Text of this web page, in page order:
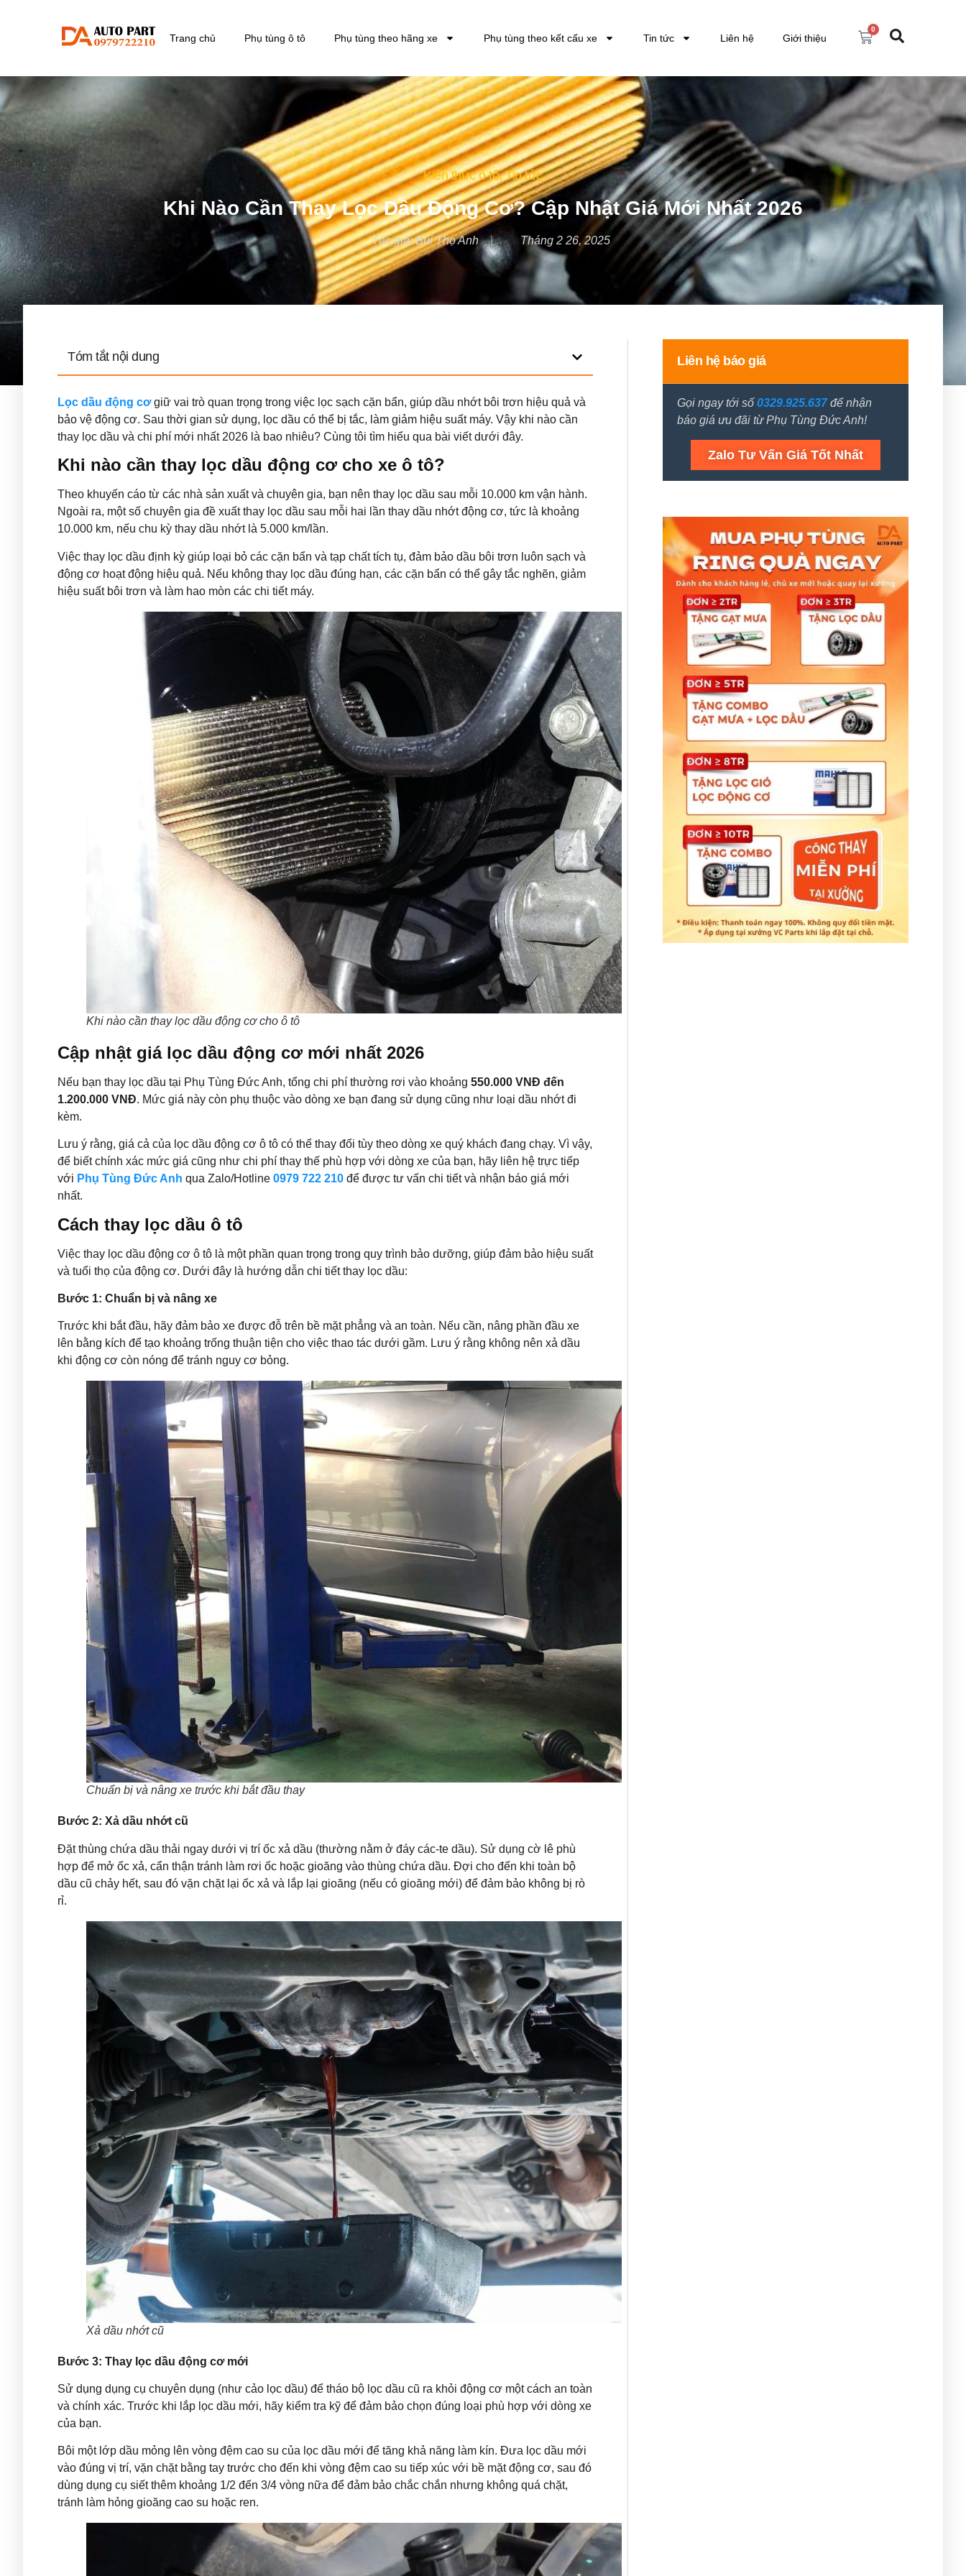
Trang chủ Phụ tùng ô tô Phụ tùng theo hãng xe Phụ tùng theo kết cấu xe Tin tức Liên hệ Giới thiệu
0
Kiến thức ô tô,Tin tức
Khi Nào Cần Thay Lọc Dầu Động Cơ? Cập Nhật Giá Mới Nhất 2026
Tác giả:Bùi Thọ Anh Tháng 2 26, 2025
Tóm tắt nội dung
Lọc dầu động cơgiữ vai trò quan trọng trong việc lọc sạch cặn bẩn, giúp dầu nhớt bôi trơn hiệu quả và
bảo vệ động cơ. Sau thời gian sử dụng, lọc dầu có thể bị tắc, làm giảm hiệu suất máy. Vậy khi nào cần
thay lọc dầu và chi phí mới nhất 2026 là bao nhiêu? Cùng tôi tìm hiểu qua bài viết dưới đây.
Khi nào cần thay lọc dầu động cơ cho xe ô tô?
Theo khuyến cáo từ các nhà sản xuất và chuyên gia, bạn nên thay lọc dầu sau mỗi 10.000 km vận hành.
Ngoài ra, một số chuyên gia đề xuất thay lọc dầu sau mỗi hai lần thay dầu nhớt động cơ, tức là khoảng
10.000 km, nếu chu kỳ thay dầu nhớt là 5.000 km/lần.
Việc thay lọc dầu định kỳ giúp loại bỏ các cặn bẩn và tạp chất tích tụ, đảm bảo dầu bôi trơn luôn sạch và
động cơ hoạt động hiệu quả. Nếu không thay lọc dầu đúng hạn, các cặn bẩn có thể gây tắc nghẽn, giảm
hiệu suất bôi trơn và làm hao mòn các chi tiết máy.
Khi nào cần thay lọc dầu động cơ cho ô tô
Cập nhật giá lọc dầu động cơ mới nhất 2026
Nếu bạn thay lọc dầu tại Phụ Tùng Đức Anh, tổng chi phí thường rơi vào khoảng 550.000 VNĐ đến
1.200.000 VNĐ. Mức giá này còn phụ thuộc vào dòng xe bạn đang sử dụng cũng như loại dầu nhớt đi
kèm.
Lưu ý rằng, giá cả của lọc dầu động cơ ô tô có thể thay đổi tùy theo dòng xe quý khách đang chạy. Vì vậy,
để biết chính xác mức giá cũng như chi phí thay thế phù hợp với dòng xe của bạn, hãy liên hệ trực tiếp
với Phụ Tùng Đức Anh qua Zalo/Hotline 0979 722 210 để được tư vấn chi tiết và nhận báo giá mới
nhất.
Cách thay lọc dầu ô tô
Việc thay lọc dầu động cơ ô tô là một phần quan trọng trong quy trình bảo dưỡng, giúp đảm bảo hiệu suất
và tuổi thọ của động cơ. Dưới đây là hướng dẫn chi tiết thay lọc dầu:
Bước 1: Chuẩn bị và nâng xe
Trước khi bắt đầu, hãy đảm bảo xe được đỗ trên bề mặt phẳng và an toàn. Nếu cần, nâng phần đầu xe
lên bằng kích để tạo khoảng trống thuận tiện cho việc thao tác dưới gầm. Lưu ý rằng không nên xả dầu
khi động cơ còn nóng để tránh nguy cơ bỏng.
Chuẩn bị và nâng xe trước khi bắt đầu thay
Bước 2: Xả dầu nhớt cũ
Đặt thùng chứa dầu thải ngay dưới vị trí ốc xả dầu (thường nằm ở đáy các-te dầu). Sử dụng cờ lê phù
hợp để mở ốc xả, cẩn thận tránh làm rơi ốc hoặc gioăng vào thùng chứa dầu. Đợi cho đến khi toàn bộ
dầu cũ chảy hết, sau đó vặn chặt lại ốc xả và lắp lại gioăng (nếu có gioăng mới) để đảm bảo không bị rò
rỉ.
Xả dầu nhớt cũ
Bước 3: Thay lọc dầu động cơ mới
Sử dụng dụng cụ chuyên dụng (như cảo lọc dầu) để tháo bộ lọc dầu cũ ra khỏi động cơ một cách an toàn
và chính xác. Trước khi lắp lọc dầu mới, hãy kiểm tra kỹ để đảm bảo chọn đúng loại phù hợp với dòng xe
của bạn.
Bôi một lớp dầu mỏng lên vòng đệm cao su của lọc dầu mới để tăng khả năng làm kín. Đưa lọc dầu mới
vào đúng vị trí, vặn chặt bằng tay trước cho đến khi vòng đệm cao su tiếp xúc với bề mặt động cơ, sau đó
dùng dụng cụ siết thêm khoảng 1/2 đến 3/4 vòng nữa để đảm bảo chắc chắn nhưng không quá chặt,
tránh làm hỏng gioăng cao su hoặc ren.
Liên hệ báo giá
Gọi ngay tới số0329.925.637để nhận
báo giá ưu đãi từ Phụ Tùng Đức Anh!
Zalo Tư Vấn Giá Tốt Nhất